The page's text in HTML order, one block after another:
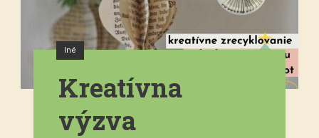
Iné
Kreatívna
výzva